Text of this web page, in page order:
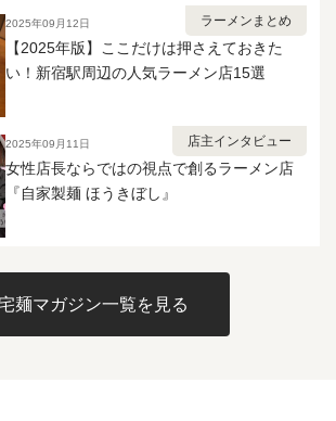
かったので
際に実店舗
宅麺の冷凍
に驚き、そ
すいタイプ
た。 実物は
厚な旨味に
シュで雑味
クな面影を
葉インスパ
ルドな風味
凍だと比較
溶き卵ディ
まで飽きず
っても大満
2025年09月12日 ラーメンまとめ
【2025年版】ここだけは押さえておきた
い！新宿駅周辺の人気ラーメン店15選
2025年09月11日 店主インタビュー
女性店長ならではの視点で創るラーメン店
『自家製麺 ほうきぼし』
麺マガジン一覧を見る